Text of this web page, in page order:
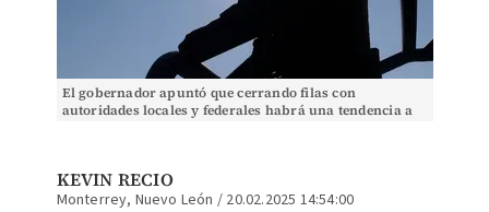
El gobernador apuntó que cerrando filas con
autoridades locales y federales habrá una tendencia a
KEVIN RECIO
Monterrey, Nuevo León / 20.02.2025 14:54:00